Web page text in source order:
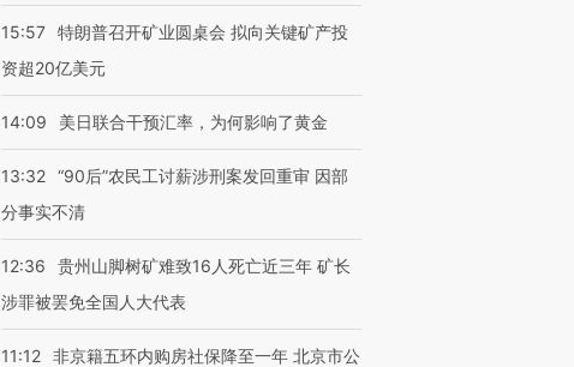
15:57 特朗普召开矿业圆桌会 拟向关键矿产投
资超20亿美元
14:09 美日联合干预汇率，为何影响了黄金
13:32 “90后”农民工讨薪涉刑案发回重审 因部
分事实不清
12:36
贵州山脚树矿难致16人死亡近三年 矿长
涉罪被罢免全国人大代表
11:12 非京籍五环内购房社保降至一年 北京市公